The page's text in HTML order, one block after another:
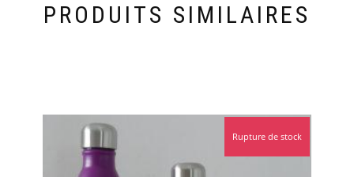
PRODUITS SIMILAIRES
Rupture de stock